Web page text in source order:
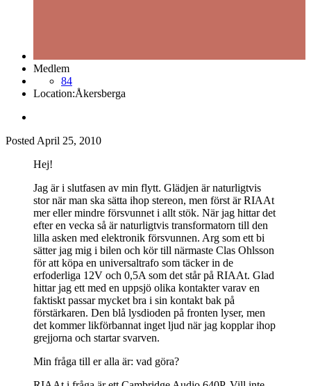
Medlem
84
Location:Åkersberga
Posted April 25, 2010
Hej!
Jag är i slutfasen av min flytt. Glädjen är naturligtvis
stor när man ska sätta ihop stereon, men först är RIAAt
mer eller mindre försvunnet i allt stök. När jag hittar det
efter en vecka så är naturligtvis transformatorn till den
lilla asken med elektronik försvunnen. Arg som ett bi
sätter jag mig i bilen och kör till närmaste Clas Ohlsson
för att köpa en universaltrafo som täcker in de
erfoderliga 12V och 0,5A som det står på RIAAt. Glad
hittar jag ett med en uppsjö olika kontakter varav en
faktiskt passar mycket bra i sin kontakt bak på
förstärkaren. Den blå lysdioden på fronten lyser, men
det kommer likförbannat inget ljud när jag kopplar ihop
grejjorna och startar svarven.
Min fråga till er alla är: vad göra?